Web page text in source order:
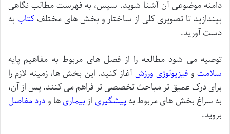
دامنه موضوعی آن آشنا شوید. سپس، به فهرست مطالب نگاهی
بیندازید تا تصویری کلی از ساختار و بخش های مختلفکتاب به
دست آورید.
توصیه می شود مطالعه را از فصل های مربوط به مفاهیم پایه
سلامتو فیزیولوژی ورزشآغاز کنید. این بخش ها، زمینه لازم را
برای درک عمیق تر مباحث تخصصی تر فراهم می کنند. پس از آن،
به سراغ بخش های مربوط بهپیشگیری از بیماریها و درد مفاصل
بروید.